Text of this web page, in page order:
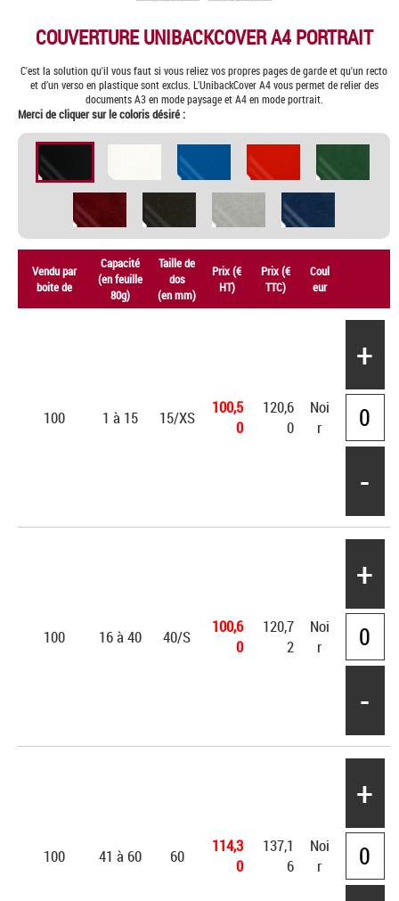
COUVERTURE UNIBACKCOVER A4 PORTRAIT
C'est la solution qu'il vous faut si vous reliez vos propres pages de garde et qu'un recto
et d’un verso en plastique sont exclus. L'UnibackCover A4 vous permet de relier des
documents A3 en mode paysage et A4 en mode portrait.
Merci de cliquer sur le coloris désiré :
Vendu par
boite de
Capacité
(en feuille
80g)
Taille de
dos
(en mm)
Prix (€
HT)
Prix (€
TTC)
Coul
eur
100 1 à 15 15/XS
100,5
0
120,6
0
Noi
r
+
-
100 16 à 40 40/S
100,6
0
120,7
2
Noi
r
+
-
100 41 à 60 60
114,3
0
137,1
6
Noi
r
+